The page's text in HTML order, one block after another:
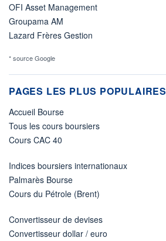
OFI Asset Management
Groupama AM
Lazard Frères Gestion
* source Google
PAGES LES PLUS POPULAIRES
Accueil Bourse
Tous les cours boursiers
Cours CAC 40
Indices boursiers internationaux
Palmarès Bourse
Cours du Pétrole (Brent)
Convertisseur de devises
Convertisseur dollar / euro